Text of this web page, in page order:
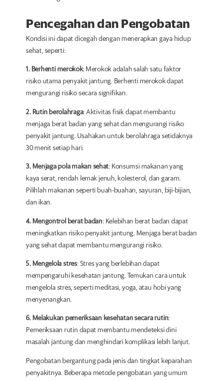
Pencegahan dan Pengobatan
Kondisi ini dapat dicegah dengan menerapkan gaya hidup
sehat, seperti:
1. Berhenti merokok: Merokok adalah salah satu faktor
risiko utama penyakit jantung. Berhenti merokok dapat
mengurangi risiko secara signifikan.
2. Rutin berolahraga: Aktivitas fisik dapat membantu
menjaga berat badan yang sehat dan mengurangi risiko
penyakit jantung. Usahakan untuk berolahraga setidaknya
30 menit setiap hari.
3. Menjaga pola makan sehat: Konsumsi makanan yang
kaya serat, rendah lemak jenuh, kolesterol, dan garam.
Pilihlah makanan seperti buah-buahan, sayuran, biji-bijian,
dan ikan.
4. Mengontrol berat badan: Kelebihan berat badan dapat
meningkatkan risiko penyakit jantung. Menjaga berat badan
yang sehat dapat membantu mengurangi risiko.
5. Mengelola stres: Stres yang berlebihan dapat
mempengaruhi kesehatan jantung. Temukan cara untuk
mengelola stres, seperti meditasi, yoga, atau hobi yang
menyenangkan.
6. Melakukan pemeriksaan kesehatan secara rutin:
Pemeriksaan rutin dapat membantu mendeteksi dini
masalah jantung dan menghindari komplikasi lebih lanjut.
Pengobatan bergantung pada jenis dan tingkat keparahan
penyakitnya. Beberapa metode pengobatan yang umum